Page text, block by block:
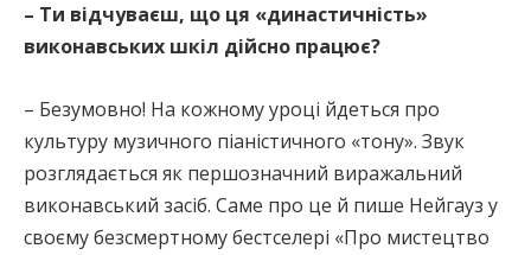
– Ти відчуваєш, що ця «династичність»
виконавських шкіл дійсно працює?
– Безумовно! На кожному уроці йдеться про
культуру музичного піаністичного «тону». Звук
розглядається як першозначний виражальний
виконавський засіб. Саме про це й пише Нейгауз у
своєму безсмертному бестселері «Про мистецтво